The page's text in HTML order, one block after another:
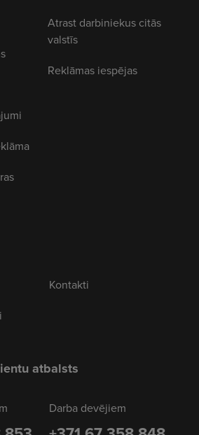
Atrast darbiniekus citās
valstīs
Reklāmas iespējas
Kontakti
atbalsts
Darba devējiem